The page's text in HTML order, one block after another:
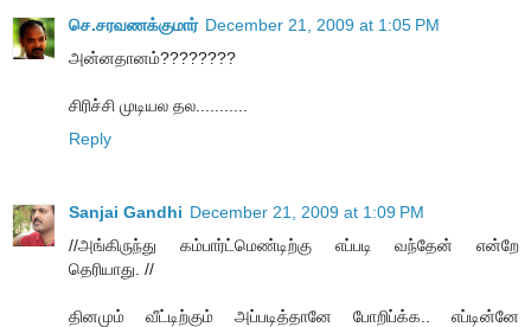
செ.சரவணக்குமார் December 21, 2009 at 1:05 PM
அன்னதானம்????????
சிரிச்சி முடியல தல...........
Reply
Sanjai Gandhi December 21, 2009 at 1:09 PM
//அங்கிருந்து கம்பார்ட்மெண்டிற்கு எப்படி வந்தேன் என்றே
தெரியாது. //
தினமும் வீட்டிற்கும் அப்படித்தானே போறிப்க்க.. எப்டின்னே